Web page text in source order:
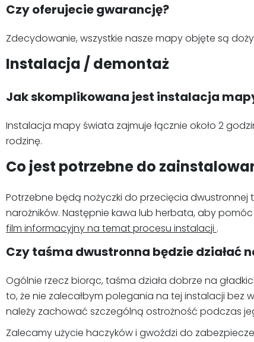
Czy oferujecie gwarancję?
Zdecydowanie, wszystkie nasze mapy objęte są
Instalacja / demontaż
Jak skomplikowana jest instalacja
Instalacja mapy świata zajmuje łącznie około 2
rodzinę.
Co jest potrzebne do
Potrzebne będą nożyczki do przecięcia dwustronnej
narożników. Następnie kawa lub herbata, aby pomóc
film informacyjny na temat procesu instalacji .
Czy taśma dwustronna będzie działać
Ogólnie rzecz biorąc, taśma działa dobrze na
to, że nie zalecałbym polegania na tej instalacji bez
należy zachować szczególną ostrożność podczas
Zalecamy użycie haczyków i gwoździ do